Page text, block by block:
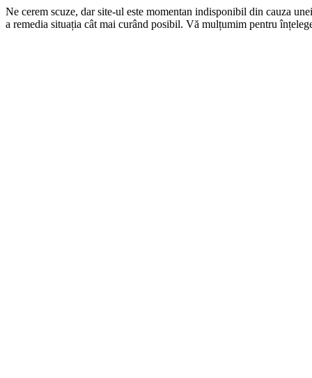
Ne cerem scuze, dar site-ul este momentan indisponibil din cauza
a remedia situația cât mai curând posibil. Vă mulțumim pentru